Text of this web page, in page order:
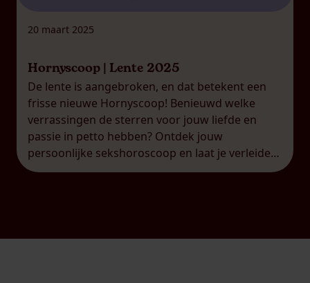
20 maart 2025
Hornyscoop | Lente 2025
De lente is aangebroken, en dat betekent een
frisse nieuwe Hornyscoop! Benieuwd welke
verrassingen de sterren voor jouw liefde en
passie in petto hebben? Ontdek jouw
persoonlijke sekshoroscoop en laat je verleiden
door de nieuwe energie van dit seizoen. Time